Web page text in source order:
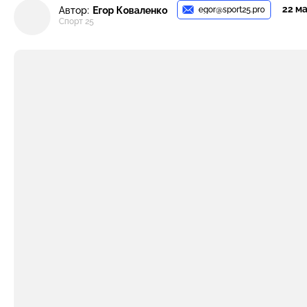
Автор: Егор Коваленко
Спорт 25
egor@sport25.pro 22